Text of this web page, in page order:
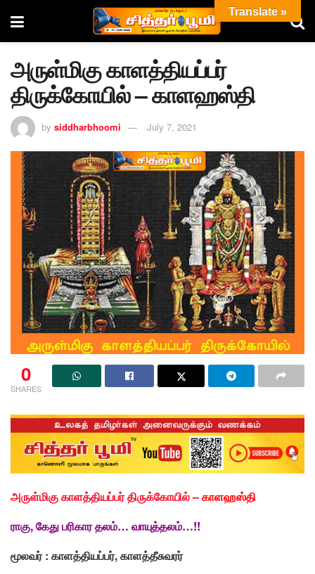
அருள்மிகு காளத்தியப்பர்
திருக்கோயில் – காளஹஸ்தி
by siddharbhoomi July 7, 2021
0
SHARES
அருள்மிகு காளத்தியப்பர் திருக்கோயில் –காளஹஸ்தி
ராகு, கேது பரிகார தலம்… வாயுத்தலம்…!!
மூலவர் : காளத்தியப்பர்,காளத்தீசுவரர்
Translate »